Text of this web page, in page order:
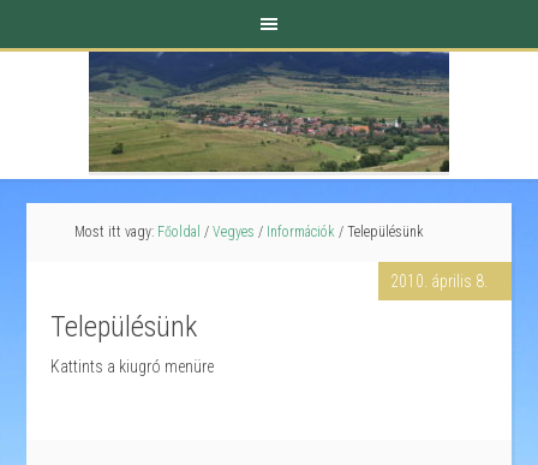
Most itt vagy: Főoldal / Vegyes / Információk / Településünk
2010. április 8.
Településünk
Kattints a kiugró menüre